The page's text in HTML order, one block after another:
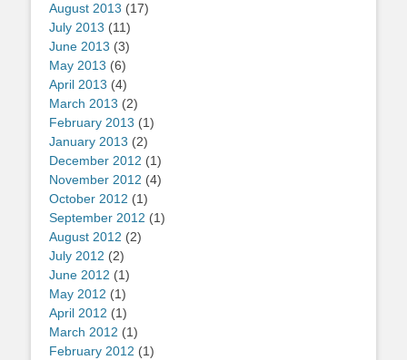
August 2013 (17)
July 2013 (11)
June 2013 (3)
May 2013 (6)
April 2013 (4)
March 2013 (2)
February 2013 (1)
January 2013 (2)
December 2012 (1)
November 2012 (4)
October 2012 (1)
September 2012 (1)
August 2012 (2)
July 2012 (2)
June 2012 (1)
May 2012 (1)
April 2012 (1)
March 2012 (1)
February 2012 (1)